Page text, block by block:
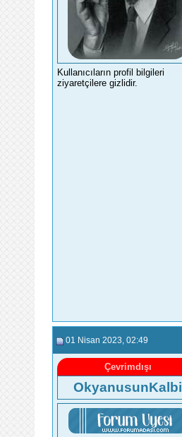
Kullanıcıların profil bilgileri
ziyaretçilere gizlidir.
01 Nisan 2023 , 02:49
Çevrimdışı
OkyanusunKalbi